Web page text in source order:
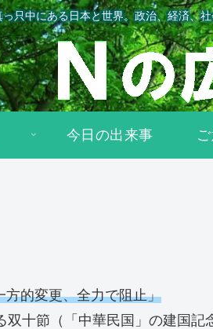
っ只中にある日本と世界。政治、経済、
今日の出来事
方的変更、全力で阻止」
十節（「中華民国」の建国記